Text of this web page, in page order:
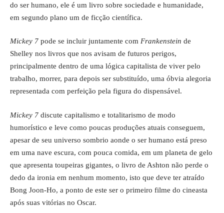
do ser humano, ele é um livro sobre sociedade e humanidade,
em segundo plano um de ficção científica.
Mickey 7 pode se incluir juntamente com Frankenstein de
Shelley nos livros que nos avisam de futuros perigos,
principalmente dentro de uma lógica capitalista de viver pelo
trabalho, morrer, para depois ser substituído, uma óbvia alegoria
representada com perfeição pela figura do dispensável.
Mickey 7 discute capitalismo e totalitarismo de modo
humorístico e leve como poucas produções atuais conseguem,
apesar de seu universo sombrio aonde o ser humano está preso
em uma nave escura, com pouca comida, em um planeta de gelo
que apresenta toupeiras gigantes, o livro de Ashton não perde o
dedo da ironia em nenhum momento, isto que deve ter atraído
Bong Joon-Ho, a ponto de este ser o primeiro filme do cineasta
após suas vitórias no Oscar.